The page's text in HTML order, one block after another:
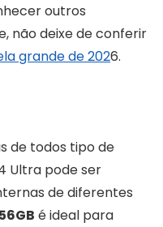
outros
não deixe de conferir
grande de 2026.
de todos tipo de
Ultra pode ser
de diferentes
é ideal para